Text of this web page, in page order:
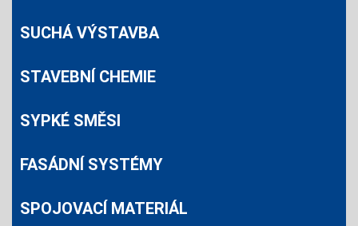
SUCHÁ VÝSTAVBA
STAVEBNÍ CHEMIE
SYPKÉ SMĚSI
FASÁDNÍ SYSTÉMY
SPOJOVACÍ MATERIÁL